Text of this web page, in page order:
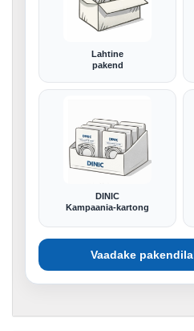
Lahtine
pakend
DINIC
Kampaania-kartong
Vaadake